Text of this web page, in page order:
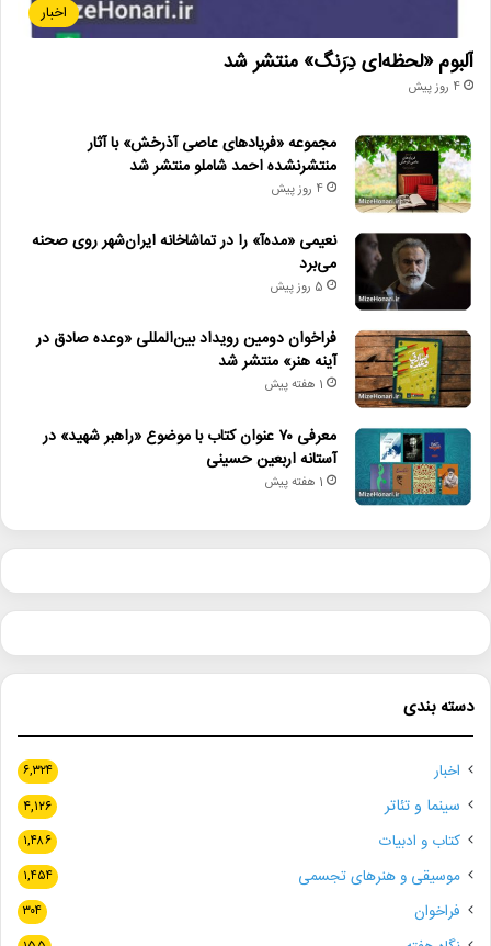
اخبار
آلبوم «لحظه‌ای دِرَنگ» منتشر شد
4 روز پیش
مجموعه «فریادهای عاصی آذرخش» با آثار
منتشرنشده احمد شاملو منتشر شد
4 روز پیش
نعیمی «مده‌آ» را در تماشاخانه ایران‌شهر روی صحنه
می‌برد
5 روز پیش
فراخوان دومین رویداد بین‌المللی «وعده صادق در
آینه هنر» منتشر شد
1 هفته پیش
معرفی ۷۰ عنوان کتاب با موضوع «راهبر شهید» در
آستانه اربعین حسینی
1 هفته پیش
دسته بندی
اخبار ۶,۳۲۴
سینما و تئاتر ۴,۱۲۶
کتاب و ادبیات ۱,۴۸۶
موسیقی و هنرهای تجسمی ۱,۴۵۴
فراخوان ۳۰۴